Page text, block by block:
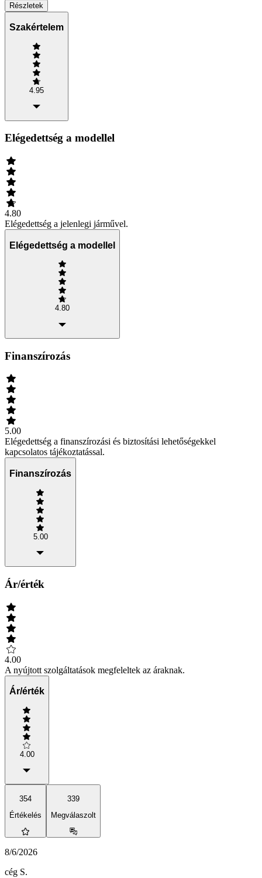
Részletek
Szakértelem
4.95
Elégedettség a modellel
4.80
Elégedettség a jelenlegi járművel.
Elégedettség a modellel
4.80
Finanszírozás
5.00
Elégedettség a finanszírozási és biztosítási lehetőségekkel
kapcsolatos tájékoztatással.
Finanszírozás
5.00
Ár/érték
4.00
A nyújtott szolgáltatások megfeleltek az áraknak.
Ár/érték
4.00
354
Értékelés
339
Megválaszolt
8/6/2026
cég S.